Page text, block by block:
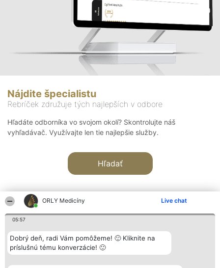
ORLY Medicíny Live chat
05:57
Dobrý deň, radi Vám pomôžeme! 🙂 Kliknite na
príslušnú tému konverzácie! 🙂
Nájdite špecialistu
Rebríček združuje tých najlepších v odbore
Hľadáte odborníka vo svojom okolí? Skontrolujte náš
vyhľadávač. Využívajte len tie najlepšie služby.
Hľadať
Organizátor hodnotenia
Bright Side Solutions sp. z o.
o. sp. k.
Wrocław 50-079
Hodnotenie
Laureáti
Lista
Laureatów
Kontakt
Kontakt